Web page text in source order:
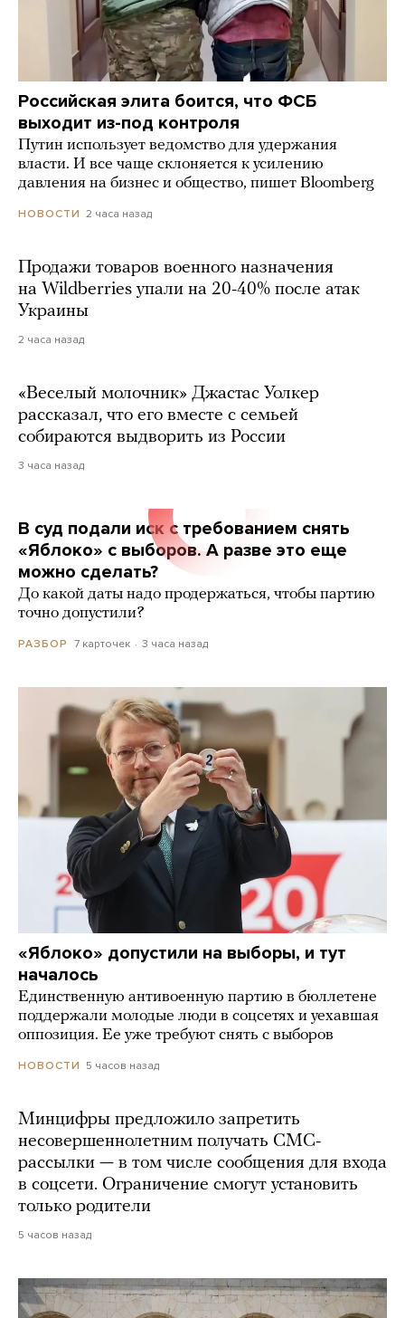
Российская элита боится, что ФСБ
выходит из-под контроля
Путин использует ведомство для удержания
власти. И все чаще склоняется к усилению
давления на бизнес и общество, пишет Bloomberg
НОВОСТИ 2 часа назад
Продажи товаров военного назначения
на Wildberries упали на 20-40% после атак
Украины
2 часа назад
«Веселый молочник» Джастас Уолкер
рассказал, что его вместе с семьей
собираются выдворить из России
3 часа назад
В суд подали иск с требованием снять
«Яблоко» с выборов. А разве это еще
можно сделать?
До какой даты надо продержаться, чтобы партию
точно допустили?
РАЗБОР 7 карточек 3 часа назад
«Яблоко» допустили на выборы, и тут
началось
Единственную антивоенную партию в бюллетене
поддержали молодые люди в соцсетях и уехавшая
оппозиция. Ее уже требуют снять с выборов
НОВОСТИ 5 часов назад
Минцифры предложило запретить
несовершеннолетним получать СМС-
рассылки — в том числе сообщения для входа
в соцсети. Ограничение смогут установить
только родители
5 часов назад